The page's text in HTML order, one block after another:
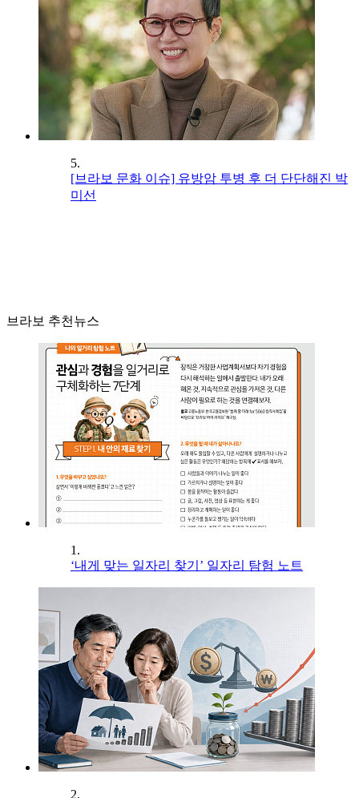
5.
[브라보 문화 이슈] 유방암 투병 후 더 단단해진 박
미선
브라보 추천뉴스
1.
‘내게 맞는 일자리 찾기’ 일자리 탐험 노트
2.